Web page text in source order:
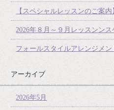
【スペシャルレッスンのご案内
2026年８月～９月レッスンン
フォールスタイルアレンジメン
アーカイブ
2026年5月